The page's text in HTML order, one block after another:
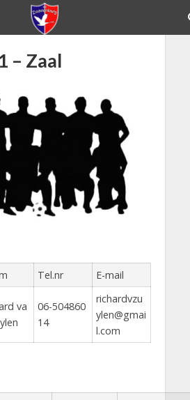
– Zaal
Tel.nr E-mail
va
06-504860
14
richardvzu
ylen@gmai
l.com